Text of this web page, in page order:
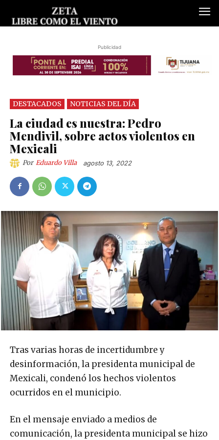
Publicidad
DESTACADOS NOTICIAS DEL DÍA
La ciudad es nuestra: Pedro
Mendivil, sobre actos violentos en
Mexicali
Por Eduardo Villa agosto 13, 2022
Tras varias horas de incertidumbre y
desinformación, la presidenta municipal de
Mexicali, condenó los hechos violentos
ocurridos en el municipio.
En el mensaje enviado a medios de
comunicación, la presidenta municipal se hizo